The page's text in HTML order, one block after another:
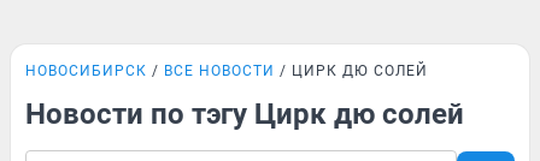
НОВОСИБИРСК ВСЕ НОВОСТИ ЦИРК ДЮ СОЛЕЙ
Новости по тэгу Цирк дю солей